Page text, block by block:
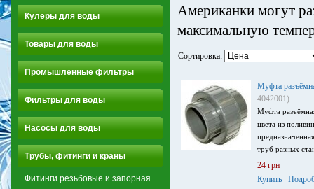
Кулеры для воды
Товары для воды
Промышленные фильтры
Фильтры для воды
Насосы для воды
Трубы, фитинги и краны
Фитинги резьбовые и запорная
Американки могут
максимальную
Сортировка:
Муфта
4042001)
Муфта
цвета из
труб разных
24 грн
Купить